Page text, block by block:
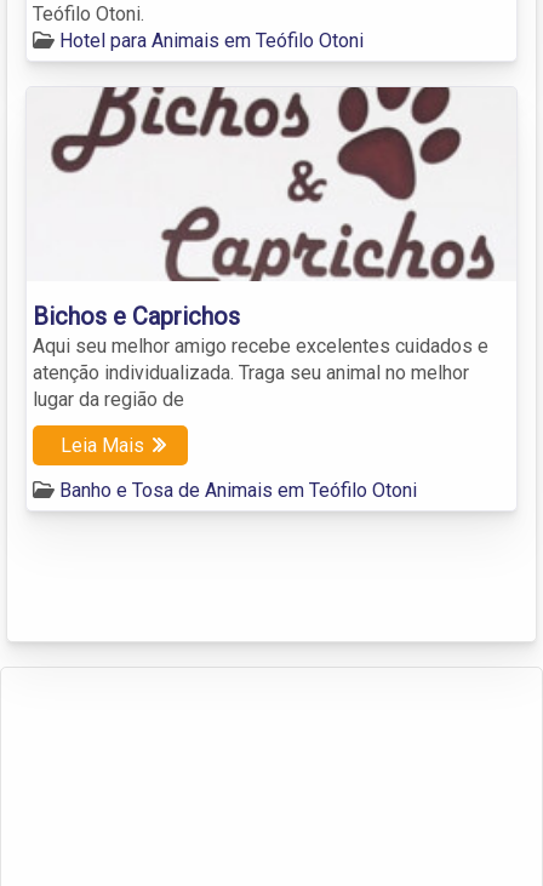
Teófilo Otoni.
Hotel para Animais em Teófilo Otoni
Bichos e Caprichos
Aqui seu melhor amigo recebe excelentes cuidados e
atenção individualizada. Traga seu animal no melhor
lugar da região de
Leia Mais
Banho e Tosa de Animais em Teófilo Otoni